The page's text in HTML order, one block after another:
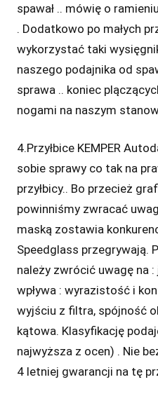
spawał .. mówię o
. Dodatkowo po małych
wykorzystać taki
naszego podajnika od
sprawa .. koniec
nogami na naszym
4.Przyłbice KEMPER
sobie sprawy co tak na
przyłbicy.. Bo przecież
powinniśmy zwracać
maską zostawia
Speedglass przegrywają.
należy zwrócić uwagę na
wpływa : wyrazistość i
wyjściu z filtra, spójność
kątowa. Klasyfikację
najwyższa z ocen) . Nie
4 letniej gwarancji na tę